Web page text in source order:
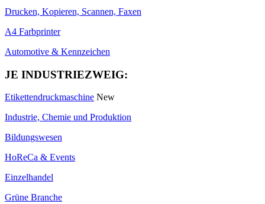
Drucken, Kopieren, Scannen, Faxen
A4 Farbprinter
Automotive & Kennzeichen
JE INDUSTRIEZWEIG:
Etikettendruckmaschine New
Industrie, Chemie und Produktion
Bildungswesen
HoReCa & Events
Einzelhandel
Grüne Branche